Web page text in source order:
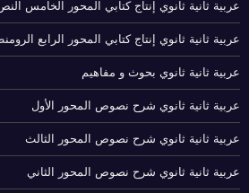
عربية ثانية ثانوي إنتاج كتابي المحور الخامس
عربية ثانية ثانوي إنتاج كتابي المحور الرابع
عربية ثانية ثانوي بحوث و مفاهيم
عربية ثانية ثانوي شرح نصوص المحور الأول
عربية ثانية ثانوي شرح نصوص المحور الثالث
عربية ثانية ثانوي شرح نصوص المحور الثاني